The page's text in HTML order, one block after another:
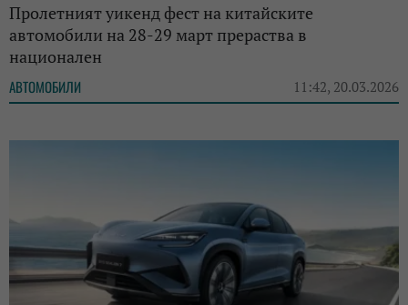
Пролетният уикенд фест на китайските
автомобили на 28-29 март прераства в
национален
АВТОМОБИЛИ 11:42, 20.03.2026